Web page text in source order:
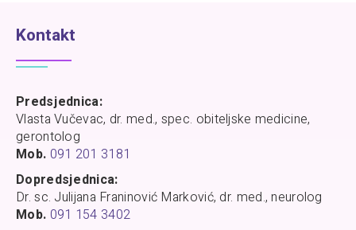
Kontakt
Predsjednica:
Vlasta Vučevac, dr. med., spec. obiteljske medicine,
gerontolog
Mob. 091 201 3181
Dopredsjednica:
Dr. sc. Julijana Franinović Marković, dr. med., neurolog
Mob. 091 154 3402